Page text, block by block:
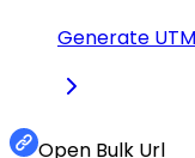
Generate
Open Bulk Url